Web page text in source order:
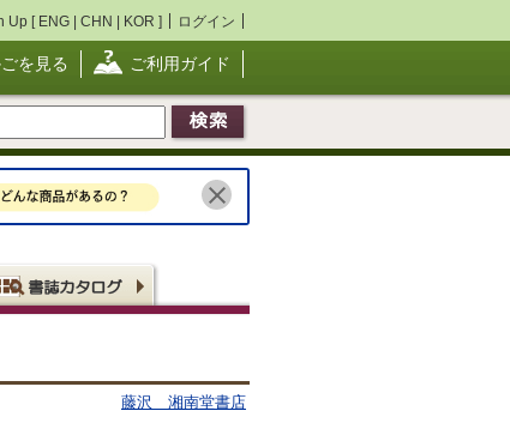
Up [ ENG | CHN | KOR ] ログイン
を見る ご利用ガイド
藤沢 湘南堂書店